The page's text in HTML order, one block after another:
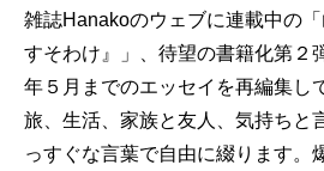
雑誌Hanakoのウェブに連載中の
すそわけ』」、待望の書籍化第２
年５月までのエッセイを再編集し
旅、生活、家族と友人、気持ちと
っすぐな言葉で自由に綴ります。